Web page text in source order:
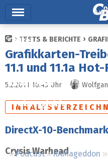
Ticker
Tests
Downloads
Preisvergleich
Forum
Podcast RAMageddon
TESTS & BERICHTE
Grafikkarten-
11.1 und 11.1a
5.2.2011 16:43 Uhr
DirectX-10-
Crysis Warhead